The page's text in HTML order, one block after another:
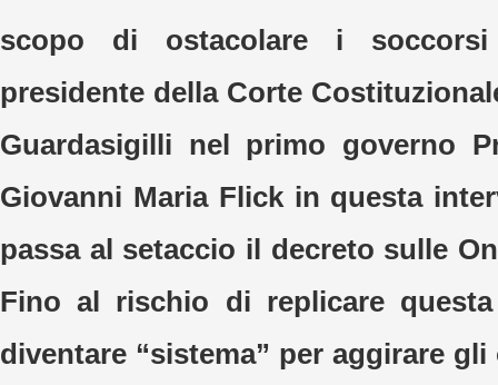
scopo di ostacolare i
presidente della Corte
Guardasigilli nel primo governo
Giovanni Maria Flick in questa
passa al setaccio il decreto sulle
Fino al rischio di replicare
diventare “sistema” per aggirare